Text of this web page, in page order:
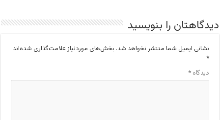
دیدگاهتان را بنویسید
نشانی ایمیل شما منتشر نخواهد شد. بخش‌های موردنیاز علامت‌گذاری شده‌اند
*
دیدگاه*